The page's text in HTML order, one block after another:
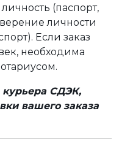
(паспорт,
личности
Если заказ
необходима
СДЭК,
вашего заказа